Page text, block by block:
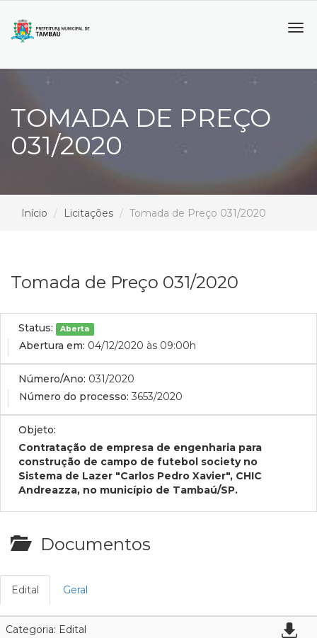
TOMADA DE PREÇO
031/2020
Início Licitações Tomada de Preço 031/2020
Tomada de Preço 031/2020
Status: Aberta
Abertura em: 04/12/2020 às 09:00h
Número/Ano: 031/2020
Número do processo: 3653/2020
Objeto:
Contratação de empresa de engenharia para
construção de campo de futebol society no
Sistema de Lazer "Carlos Pedro Xavier", CHIC
Andreazza, no município de Tambaú/SP.
Documentos
Edital Geral
Categoria: Edital